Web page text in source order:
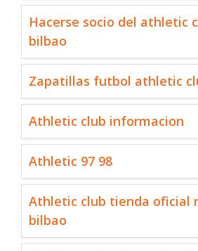
Hacerse socio del athletic
bilbao
Zapatillas futbol athletic
Athletic club informacion
Athletic 97 98
Athletic club tienda oficial
bilbao